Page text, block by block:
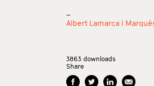
_
Albert Lamarca i
3863 downloads
Share